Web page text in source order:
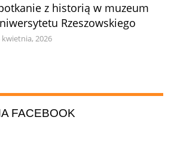
z historią w muzeum
Rzeszowskiego
kwietnia, 2026
FACEBOOK